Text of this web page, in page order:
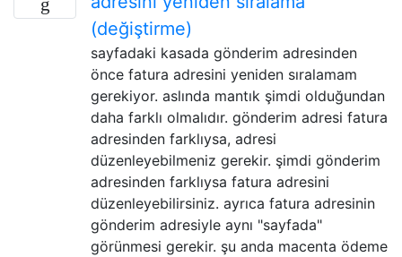
(değiştirme)
sayfadaki kasada gönderim adresinden
önce fatura adresini yeniden sıralamam
gerekiyor. aslında mantık şimdi olduğundan
daha farklı olmalıdır. gönderim adresi fatura
adresinden farklıysa, adresi
düzenleyebilmeniz gerekir. şimdi gönderim
adresinden farklıysa fatura adresini
düzenleyebilirsiniz. ayrıca fatura adresinin
gönderim adresiyle aynı "sayfada"
görünmesi gerekir. şu anda macenta ödeme